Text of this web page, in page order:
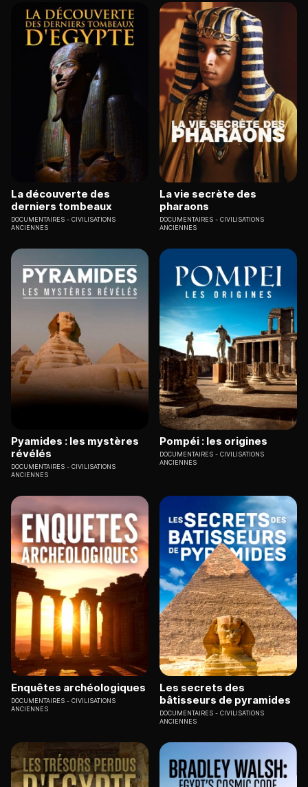
La découverte des
derniers tombeaux
DOCUMENTAIRES
CIVILISATIONS
ANCIENNES
La vie secrète des
pharaons
DOCUMENTAIRES
CIVILISATIONS
ANCIENNES
Pyamides : les mystères
révélés
DOCUMENTAIRES
CIVILISATIONS
ANCIENNES
Pompéi : les origines
DOCUMENTAIRES
CIVILISATIONS
ANCIENNES
Enquêtes archéologiques
DOCUMENTAIRES
CIVILISATIONS
ANCIENNES
Les secrets des
bâtisseurs de pyramides
DOCUMENTAIRES
CIVILISATIONS
ANCIENNES